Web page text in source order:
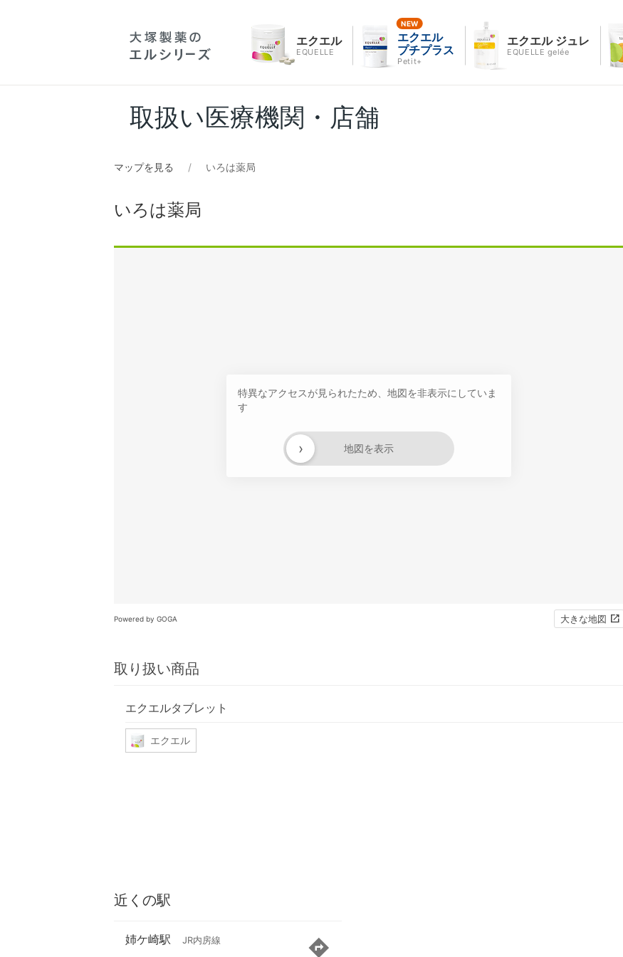
エクエル
EQUELLE
エクエル
プチプラス
Petit+
エクエル ジュレ
EQUELLE gelée
取扱い医療機関・店舗
マップを見る いろは薬局
いろは薬局
特異なアクセスが見られたため、地図を非表示にしていま
す
地図を表示
›
Powered by GOGA 大きな地図
取り扱い商品
エクエルタブレット
エクエル
近くの駅
姉ケ崎駅 JR内房線